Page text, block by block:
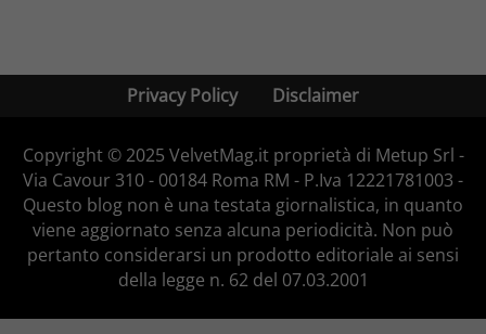
Privacy Policy Disclaimer
Copyright © 2025 VelvetMag.it proprietà di Metup Srl -
Via Cavour 310 - 00184 Roma RM - P.Iva 12221781003 -
Questo blog non è una testata giornalistica, in quanto
viene aggiornato senza alcuna periodicità. Non può
pertanto considerarsi un prodotto editoriale ai sensi
della legge n. 62 del 07.03.2001